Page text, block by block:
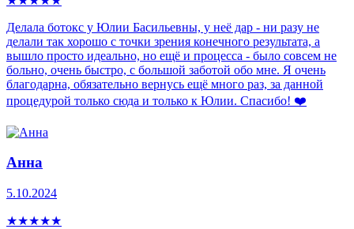
Делала ботокс у Юлии Басильевны, у неё дар - ни разу не
делали так хорошо с точки зрения конечного результата, а
вышло просто идеально, но ещё и процесса - было совсем не
больно, очень быстро, с большой заботой обо мне. Я очень
благодарна, обязательно вернусь ещё много раз, за данной
процедурой только сюда и только к Юлии. Спасибо! ❤️
Анна
5.10.2024
★★★★★